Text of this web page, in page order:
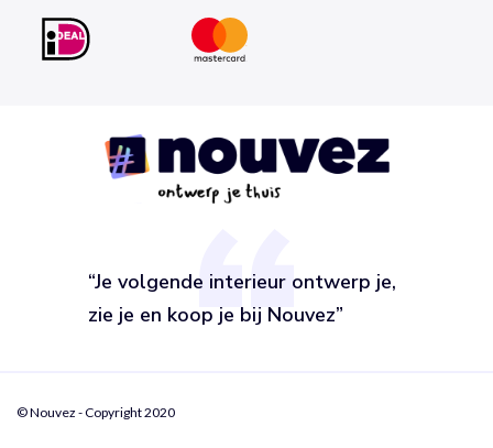
“Je volgende interieur ontwerp je,
zie je en koop je bij Nouvez”
© Nouvez - Copyright 2020